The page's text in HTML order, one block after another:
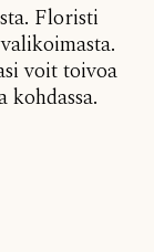
Floristi
voit toivoa